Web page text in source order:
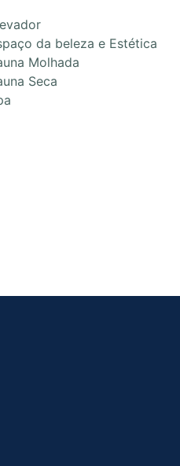
da beleza e Estética
Molhada
Seca